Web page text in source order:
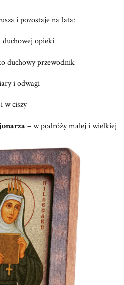
i pozostaje na lata:
duchowej opieki
duchowy przewodnik
i odwagi
w ciszy
– w podróży małej i wielkiej